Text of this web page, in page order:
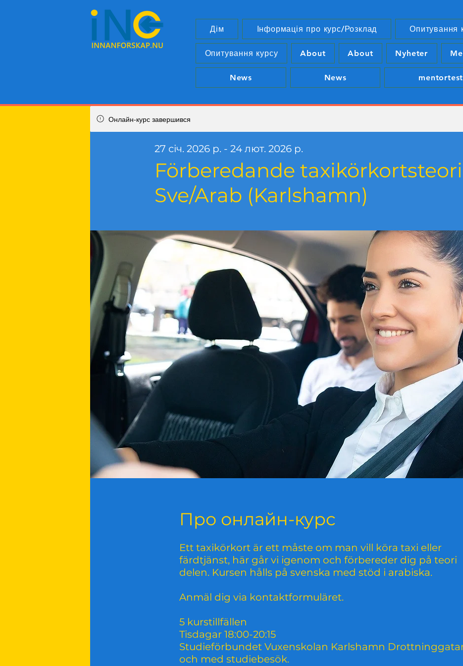
Дім Інформація про курс/Розклад Опитування
Опитування курсу About About Nyheter
News News mentortest
Онлайн-курс завершився
Förberedande taxikörkortsteori​
Sve/Arab (Karlshamn)
27 січ. 2026 р. - 24 лют. 2026 р.
Про онлайн-курс
Ett taxikörkort är ett måste om man vill köra taxi eller
färdtjänst, här går vi igenom och förbereder dig på teori
delen. Kursen hålls på svenska med stöd i arabiska.
Anmäl dig via kontaktformuläret.
5 kurstillfällen
Tisdagar 18:00-20:15
Studieförbundet Vuxenskolan Karlshamn